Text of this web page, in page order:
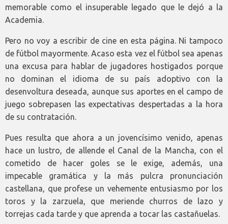
memorable como el insuperable legado que le dejó a la
Academia.
Pero no voy a escribir de cine en esta página. Ni tampoco
de fútbol mayormente. Acaso esta vez el fútbol sea apenas
una excusa para hablar de jugadores hostigados porque
no dominan el idioma de su país adoptivo con la
desenvoltura deseada, aunque sus aportes en el campo de
juego sobrepasen las expectativas despertadas a la hora
de su contratación.
Pues resulta que ahora a un jovencísimo venido, apenas
hace un lustro, de allende el Canal de la Mancha, con el
cometido de hacer goles se le exige, además, una
impecable gramática y la más pulcra pronunciación
castellana, que profese un vehemente entusiasmo por los
toros y la zarzuela, que meriende churros de lazo y
torrejas cada tarde y que aprenda a tocar las castañuelas.